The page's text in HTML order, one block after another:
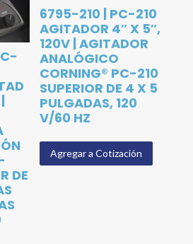
DE
6795-210 | PC-210
AGITADOR 4″ X 5″,
120V | AGITADOR
ANALÓGICO
CORNING® PC-210
SUPERIOR DE 4 X 5
PULGADAS, 120
V/60 HZ
Agregar a Cotización